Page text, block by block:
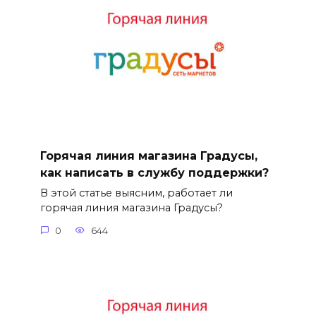
Горячая линия магазина Градусы,
как написать в службу поддержки?
В этой статье выясним, работает ли
горячая линия магазина Градусы?
0 644